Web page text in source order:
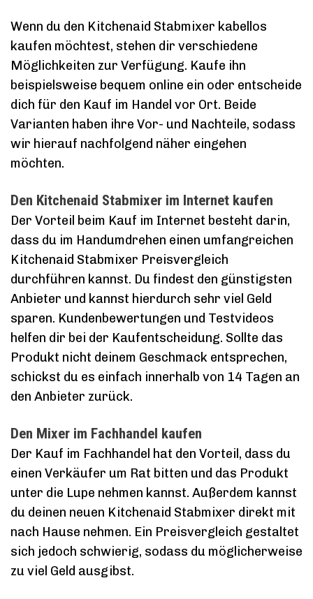
Wenn du den Kitchenaid Stabmixer kabellos
kaufen möchtest, stehen dir verschiedene
Möglichkeiten zur Verfügung. Kaufe ihn
beispielsweise bequem online ein oder entscheide
dich für den Kauf im Handel vor Ort. Beide
Varianten haben ihre Vor- und Nachteile, sodass
wir hierauf nachfolgend näher eingehen
möchten.
Den Kitchenaid Stabmixer im Internet kaufen
Der Vorteil beim Kauf im Internet besteht darin,
dass du im Handumdrehen einen umfangreichen
Kitchenaid Stabmixer Preisvergleich
durchführen kannst. Du findest den günstigsten
Anbieter und kannst hierdurch sehr viel Geld
sparen. Kundenbewertungen und Testvideos
helfen dir bei der Kaufentscheidung. Sollte das
Produkt nicht deinem Geschmack entsprechen,
schickst du es einfach innerhalb von 14 Tagen an
den Anbieter zurück.
Den Mixer im Fachhandel kaufen
Der Kauf im Fachhandel hat den Vorteil, dass du
einen Verkäufer um Rat bitten und das Produkt
unter die Lupe nehmen kannst. Außerdem kannst
du deinen neuen Kitchenaid Stabmixer direkt mit
nach Hause nehmen. Ein Preisvergleich gestaltet
sich jedoch schwierig, sodass du möglicherweise
zu viel Geld ausgibst.